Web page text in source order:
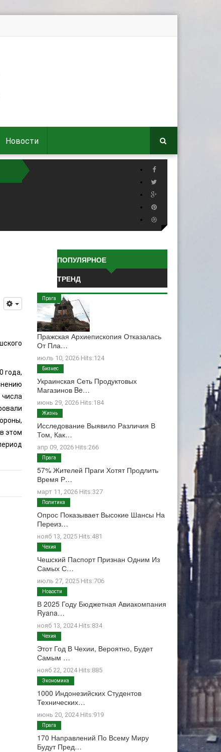
Новости
года,
этом
ПОПУЛЯРНОЕ
ТРЕНД
Пражская Архиепископия Отказалась
От Пла…
июль 10, 2026 Hits:124
Прага
Украинская Сеть Продуктовых
Магазинов Be…
июнь 29, 2026 Hits:184
Бизнес
Исследование Выявило Различия В
Том, Как…
апр 09, 2026 Hits:266
Жизнь
57% Жителей Праги Хотят Продлить
Время Р…
март 11, 2026 Hits:327
Прага
Опрос Показывает Высокие Шансы На
Переиз…
нояб 13, 2025 Hits:481
Политика
Чешский Паспорт Признан Одним Из
Самых С…
июль 27, 2025 Hits:706
Чехия
В 2025 Году Бюджетная Авиакомпания
Ryana…
нояб 13, 2024 Hits:834
Новости
Этот Год В Чехии, Вероятно, Будет
Самым …
нояб 22, 2024 Hits:885
Чехия
1000 Индонезийских Студентов
Технических…
июнь 20, 2024 Hits:919
Экономика
170 Направлений По Всему Миру
Будут Пред…
Прага